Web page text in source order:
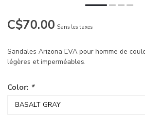
C$70.00 Sans les taxes
Sandales Arizona EVA pour homme de
légères et imperméables.
Color: *